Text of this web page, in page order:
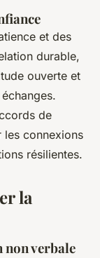
et des
durable,
ouverte et
de
les connexions
résilientes.
la
verbale